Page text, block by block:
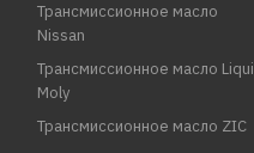
Трансмиссионное масло
Nissan
Трансмиссионное масло Liqui
Moly
Трансмиссионное масло ZIC